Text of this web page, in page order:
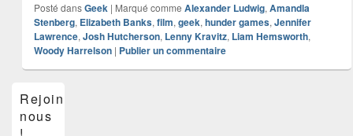
Posté dans Geek | Marqué comme Alexander Ludwig, Amandla
Stenberg, Elizabeth Banks, film, geek, hunder games, Jennifer
Lawrence, Josh Hutcherson, Lenny Kravitz, Liam Hemsworth,
Woody Harrelson | Publier un commentaire
principale
de
widget
Rejoins-
nous